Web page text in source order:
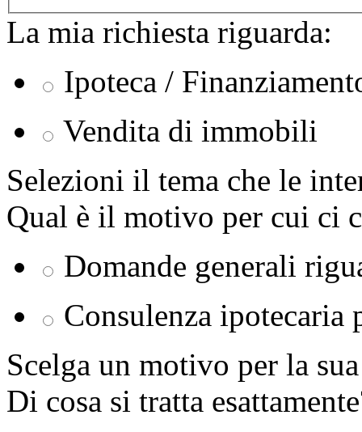
La mia richiesta riguarda:
Ipoteca /
Vendita di immobili
Selezioni il tema che le
Qual è il motivo per cui ci
Domande generali
Consulenza ipotecaria
Scelga un motivo per la
Di cosa si tratta